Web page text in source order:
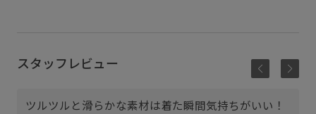
スタッフレビュー
ツルツルと滑らかな素材は着た瞬間気持ちがいい！